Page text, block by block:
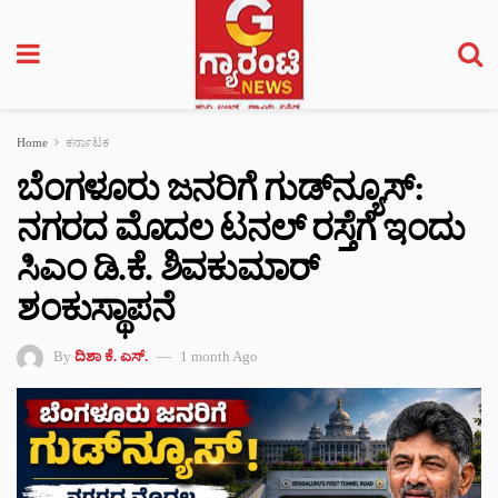
Home ಕರ್ನಾಟಕ
ಬೆಂಗಳೂರು ಜನರಿಗೆ ಗುಡ್‌ನ್ಯೂಸ್:
ನಗರದ ಮೊದಲ ಟನಲ್‌ ರಸ್ತೆಗೆ ಇಂದು
ಸಿಎಂ ಡಿ.ಕೆ. ಶಿವಕುಮಾರ್
ಶಂಕುಸ್ಥಾಪನೆ
By ದಿಶಾ ಕೆ. ಎಸ್. 1 month Ago